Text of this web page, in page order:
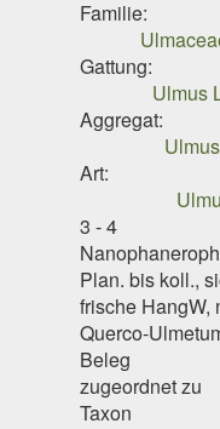
Familie:
Gattung:
Ulmus
Aggregat:
Art:
3 - 4
Plan. bis koll.,
frische HangW,
Querco-
Beleg
zugeordnet zu
Taxon